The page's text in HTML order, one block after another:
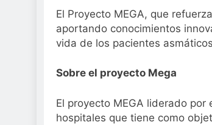
El Proyecto MEGA, que
aportando conocimientos
vida de los pacientes
Sobre el proyecto Mega
El proyecto MEGA liderado por
hospitales que tiene como